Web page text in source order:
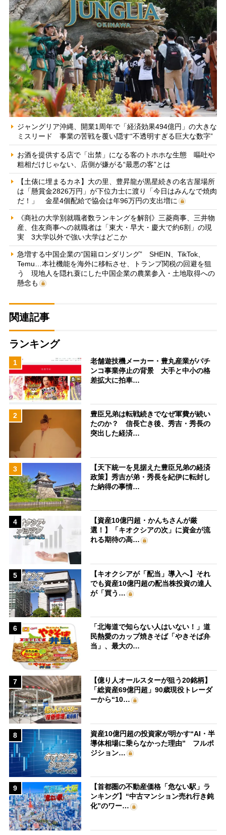
ジャングリア沖縄、開業1周年で「経済効果494億円」の大きな
ミスリード 事業の苦戦を覆い隠す“不透明すぎる巨大な数字”
お酒を提供する店で「出禁」になる客のトホホな生態 嘔吐や
粗相だけじゃない、店側が嫌がる“最悪の客”とは
【土俵に埋まるカネ】大の里、豊昇龍が黒星続きの名古屋場所
は「懸賞金2826万円」が下位力士に渡り「今日はみんなで焼肉
だ！」 金星4個配給で協会は年96万円の支出増に
《商社の大学別就職者数ランキングを解剖》三菱商事、三井物
産、住友商事への就職者は「東大・早大・慶大で約6割」の現
実 3大学以外で強い大学はどこか
急増する中国企業の“国籍ロンダリング” SHEIN、TikTok、
Temu…本社機能を海外に移転させ、トランプ関税の回避を狙
う 現地人を隠れ蓑にした中国企業の農業参入・土地取得への
懸念も
関連記事
ランキング
1
老舗遊技機メーカー・豊丸産業がパチ
ンコ事業停止の背景 大手と中小の格
差拡大に拍車…
2
豊臣兄弟は転戦続きでなぜ軍費が続い
たのか？ 信長亡き後、秀吉・秀長の
突出した経済…
3
【天下統一を見据えた豊臣兄弟の経済
政策】秀吉が弟・秀長を紀伊に転封し
た納得の事情…
4
【資産10億円超・かんちさんが厳
選！】「キオクシアの次」に資金が流
れる期待の高…
5
【キオクシアが「配当」導入へ】それ
でも資産10億円超の配当株投資の達人
が「買う…
6
「北海道で知らない人はいない！」道
民熱愛のカップ焼きそば「やきそば弁
当」、最大の…
7
【億り人オールスターが狙う20銘柄】
「総資産69億円超」90歳現役トレーダ
ーから“10…
8
資産10億円超の投資家が明かす“AI・半
導体相場に乗らなかった理由” フルポ
ジション…
9
【首都圏の不動産価格「危ない駅」ラ
ンキング】“中古マンション売れ行き鈍
化”のワー…